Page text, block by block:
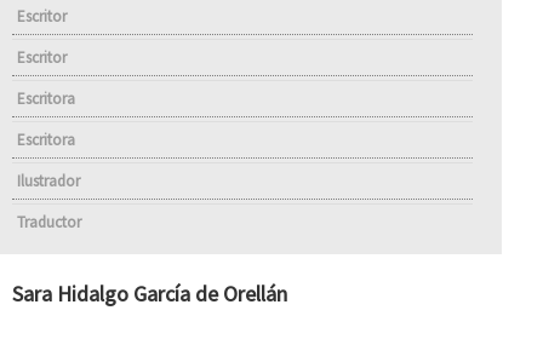
Escritor
Escritor
Escritora
Escritora
Ilustrador
Traductor
Sara Hidalgo García de Orellán